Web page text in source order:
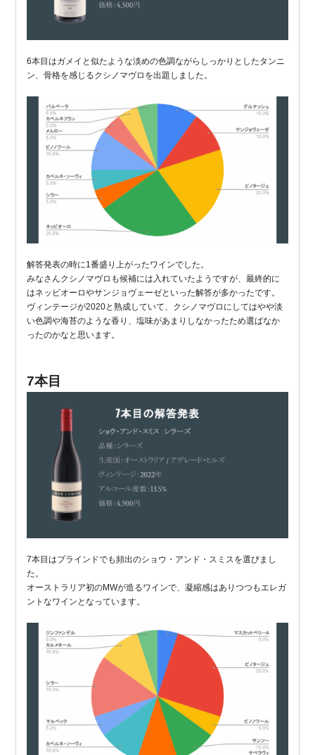
6本目はガメイと似たような淡めの色調ながらしっかりとしたタンニ
ン、骨格を感じるクシノマヴロを出題しました。
解答発表の時に1番盛り上がったワインでした。
みなさんクシノマヴロも候補には入れていたようですが、最終的に
はネッビオーロやサンジョヴェーゼといった解答が多かったです。
ヴィンテージが2020と熟成していて、クシノマヴロにしてはやや淡
い色調や海苔のような香り、塩味があまりしなかったため選ばなか
ったのかなと思います。
7本目
7本目はブラインドでも頻出のショウ・アンド・スミスを選びまし
た。
オーストラリア初のMWが造るワインで、凝縮感はありつつもエレガ
ントなワインとなっています。